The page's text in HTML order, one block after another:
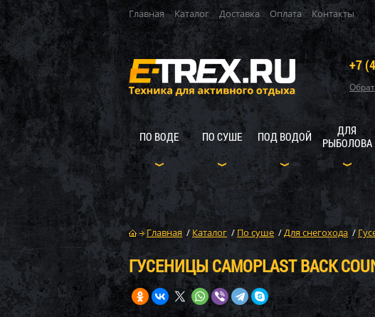
Главная Каталог Доставка Оплата Контакты
+7
ПО ВОДЕ ПО СУШЕ ПОД ВОДОЙ
ДЛЯ
РЫБОЛОВА
Главная / Каталог / По суше /Для снегохода /
ГУСЕНИЦЫ CAMOPLAST BACK